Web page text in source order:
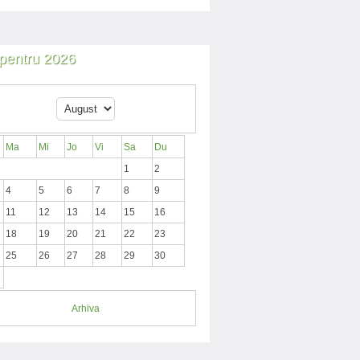
2026
Ma Mi Jo Vi Sa
Du
1
2
4 5 6 7 8
9
11 12 13 14 15
16
18 19 20 21 22
23
25 26 27 28 29
30
Arhiva